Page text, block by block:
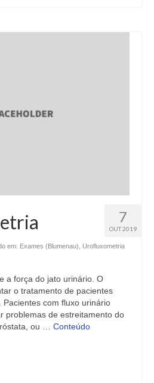
7
OUT 2019
em: Exames (Blumenau)
Urofluxometria
a força do jato urinário. O
o tratamento de pacientes
com fluxo urinário
problemas de estreitamento do
ou … Conteúdo